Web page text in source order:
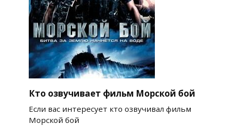
Кто озвучивает фильм Морской бой
Если вас интересует кто озвучивал фильм
Морской бой